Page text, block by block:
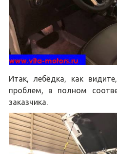
Итак, лебёдка, как
проблем, в полном
заказчика.